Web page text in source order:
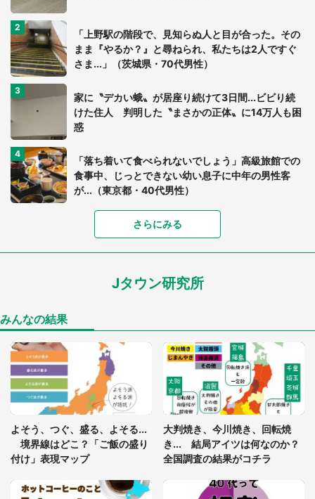
「上野駅の階段で、見知らぬ人と目が合った。その
まま『やるか？』と尋ねられ、私たちは2人ですぐ
さま...」（茨城県・70代男性）
家に〝デカい蛾〟が居座り続けて3日間...ビビり続
けた住人 判明した〝まさかの正体〟に14万人も困
惑
「落ち着いて食べられないでしょう」高級旅館での
食事中、じっとできない幼い息子に中年の男性客
が...（東京都・40代男性）
「可愛いのにホラー」「事件性を感じる」 ふわふ
「孫にあげると思って、あなたにこれをあげる」
「ゾワゾワする」「本当に気持ち悪い」 道端でバ
グっちゃってた〝野生の野菜〟に6.5万人戦慄
「閉所恐怖症の私は新幹線で大パニック。隣席の青
年に『手を繋いで』とお願いしたら...」 体験談に
8万人感動
7万人驚がく 「お菓子売り場ならまだしも...」「ハ
さらにみる
Jタウン研究所
みんなの結果
よそう、つぐ、盛る、よそる...
境界線はどこ？「ご飯の盛り
付け」表現マップ
大判焼き、今川焼き、回転焼
き... 結局アイツは何なのか？
全国調査の結果がコチラ